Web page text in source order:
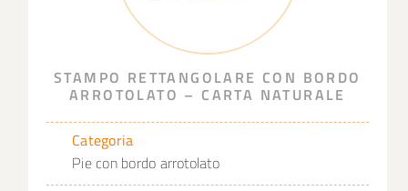
STAMPO RETTANGOLARE CON BORDO
ARROTOLATO – CARTA NATURALE
Categoria
Pie con bordo arrotolato